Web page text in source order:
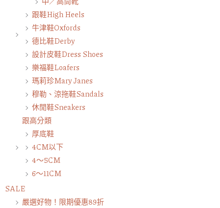
跟鞋High Heels
牛津鞋Oxfords
德比鞋Derby
設計皮鞋Dress Shoes
樂福鞋Loafers
瑪莉珍Mary Janes
穆勒、涼拖鞋Sandals
休閒鞋Sneakers
跟高分類
厚底鞋
4CM以下
4～5CM
6～11CM
SALE
嚴選好物！限期優惠89折